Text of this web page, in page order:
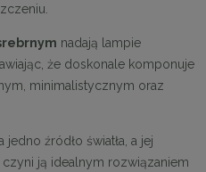
nadają lampie
że doskonale komponuje
minimalistycznym oraz
jedno źródło światła, a jej
czyni ją idealnym rozwiązaniem